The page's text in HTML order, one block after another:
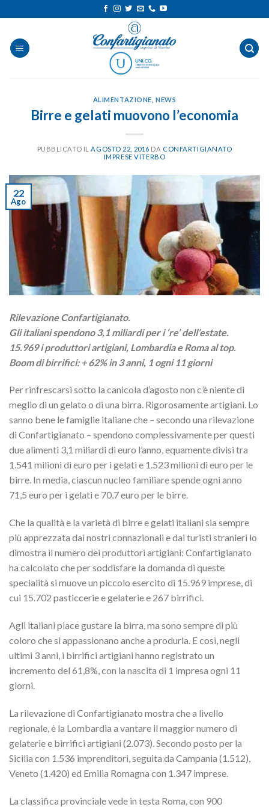
ai
contenuti
ALIMENTAZIONE ,NEWS
Birre e gelati muovono l’economia
PUBBLICATO IL AGOSTO 22, 2016 DA CONFARTIGIANATO
IMPRESE VITERBO
22
Ago
Rilevazione Confartigianato.
Gli italiani spendono 3,1 miliardi per i ‘re’ dell’estate.
15.969 i produttori artigiani, Lombardia e Roma al top.
Boom di birrifici: + 62% in 3 anni, 1 ogni 11 giorni
Per rinfrescarsi sotto la canicola d’agosto non c’è niente di
meglio di un gelato o di una birra. Rigorosamente artigiani. Lo
sanno bene le famiglie italiane che – secondo una rilevazione
di Confartigianato – spendono complessivamente per questi
due alimenti 3,1 miliardi di euro l’anno, equamente divisi tra
1.541 milioni di euro per i gelati e 1.523 milioni di euro per le
birre. In media, ciascun nucleo familiare spende ogni anno
71,5 euro per i gelati e 70,7 euro per le birre.
Che la qualità e la varietà di birre e gelati italiani sia sempre
più apprezzata dai nostri connazionali e dai turisti stranieri lo
dimostra il numero dei produttori artigiani: Confartigianato
ha calcolato che per soddisfare la domanda di queste
specialità si muove un piccolo esercito di 15.969 imprese, di
cui 15.702 pasticcerie e gelaterie e 267 birrifici.
Agli italiani piace gustare la birra, ma sono sempre di più
coloro che si appassionano anche a produrla. E così, negli
ultimi 3 anni, i birrifici artigiani hanno registrato un
incremento del 61,8%, con la nascita di 1 impresa ogni 11
giorni.
La rilevazione di Confartigianato mostra che a livello
regionale, è la Lombardia a vantare il maggior numero di
gelaterie e birrifici artigiani (2.073). Secondo posto per la
Sicilia con 1.536 imprenditori, seguita da Campania (1.512),
Veneto (1.420) ed Emilia Romagna con 1.347 imprese.
La classifica provinciale vede in testa Roma, con 900